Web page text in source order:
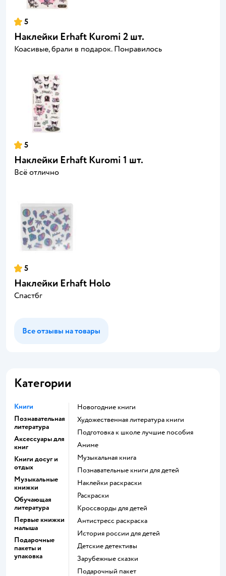
5
Наклейки Erhaft Kuromi 2 шт.
Коасивые, брали в подарок. Понравилось
5
Наклейки Erhaft Kuromi 1 шт.
Всё отлично
5
Наклейки Erhaft Holo
Спастбг
Все отзывы на товары
Категории
Книги
Познавательная
литература
Аксессуары для
книг
Книги досуг и
отдых
Музыкальные
книжки
Обучающая
литература
Первые книжки
малыша
Подарочные
пакеты и
упаковка
новогодние книги
художественная литература книги
подготовка к школе лучшие пособия
Аниме
музыкальная книга
познавательные книги для детей
наклейки раскраски
раскраски
кроссворды для детей
антистресс раскраска
история россии для детей
детские детективы
зарубежные сказки
подарочный пакет